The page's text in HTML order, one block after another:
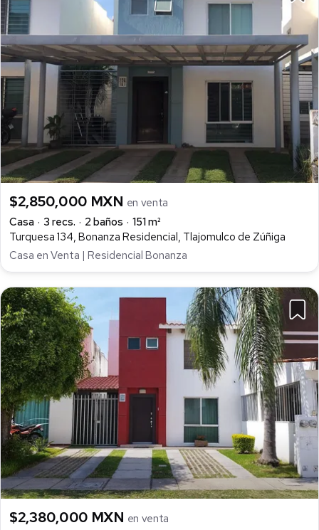
$2,850,000 MXN en venta
Casa
3 recs. 2 baños
151 m²
Turquesa 134, Bonanza Residencial, Tlajomulco de Zúñiga
Casa en Venta | Residencial Bonanza
$2,380,000 MXN en venta